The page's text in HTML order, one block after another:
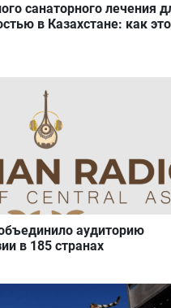
санаторного лечения
в Казахстане: как это
аудиторию
в 185 странах